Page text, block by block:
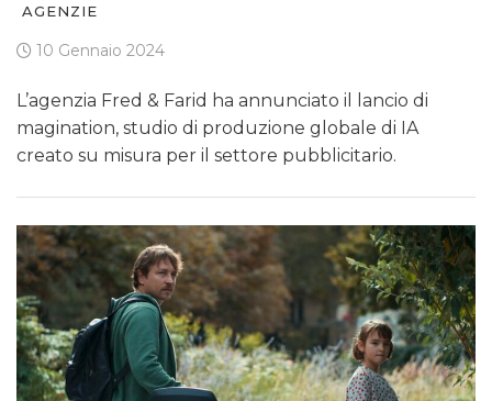
AGENZIE
10 Gennaio 2024
L’agenzia Fred & Farid ha annunciato il lancio di
magination, studio di produzione globale di IA
creato su misura per il settore pubblicitario.